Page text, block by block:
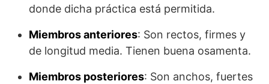
donde dicha práctica está permitida.
Miembros anteriores: Son rectos, firmes y
de longitud media. Tienen buena osamenta.
Miembros posteriores: Son anchos, fuertes